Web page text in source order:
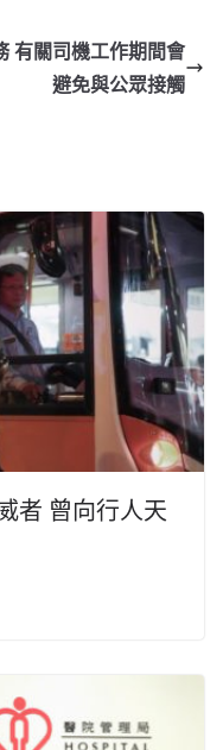
有關司機工作期間會
避免與公眾接觸
者 曾向行人天